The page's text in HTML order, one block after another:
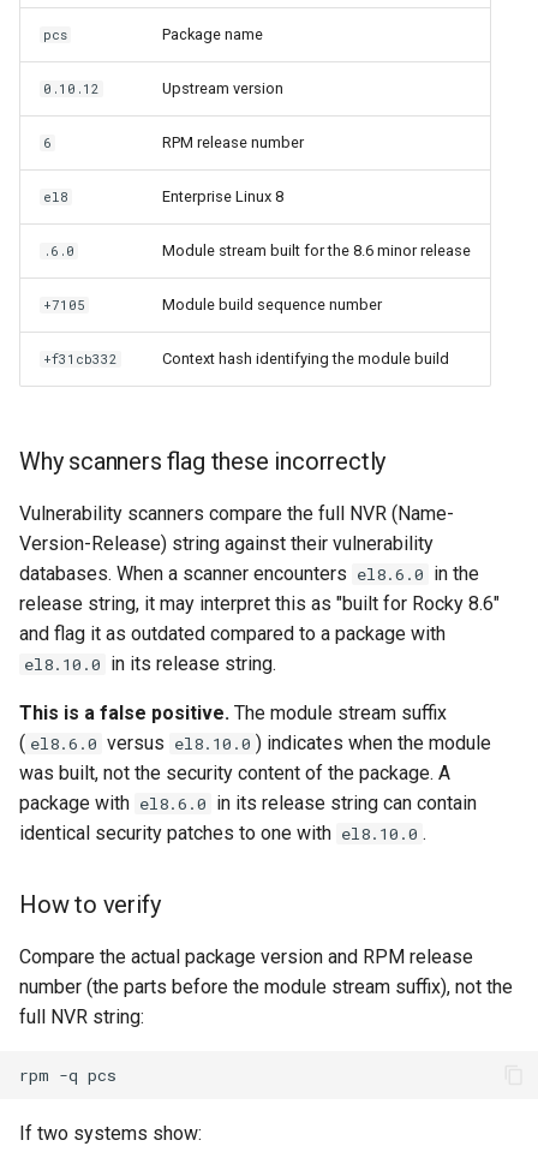
pcs Package name
0.10.12 Upstream version
6 RPM release number
el8 Enterprise Linux 8
.6.0 Module stream built for the 8.6 minor release
+7105 Module build sequence number
+f31cb332 Context hash identifying the module build
Why scanners flag these incorrectly
Vulnerability scanners compare the full NVR (Name-
Version-Release) string against their vulnerability
databases. When a scanner encounters el8.6.0 in the
release string, it may interpret this as "built for Rocky 8.6"
and flag it as outdated compared to a package with
el8.10.0 in its release string.
This is a false positive. The module stream suffix
( el8.6.0 versus el8.10.0 ) indicates when the module
was built, not the security content of the package. A
package with el8.6.0 in its release string can contain
identical security patches to one with el8.10.0 .
How to verify
Compare the actual package version and RPM release
number (the parts before the module stream suffix), not the
full NVR string:
rpm -q
If two systems show: